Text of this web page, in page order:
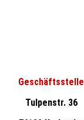
Geschäftsstelle
Tulpenstr. 36